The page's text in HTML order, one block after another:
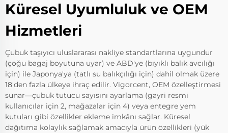
Küresel Uyumluluk ve OEM
Hizmetleri
Çubuk taşıyıcı uluslararası nakliye standartlarına uygundur
(çoğu bagaj boyutuna uyar) ve ABD'ye (bıyıklı balık avcılığı
için) ile Japonya'ya (tatlı su balıkçılığı için) dahil olmak üzere
18'den fazla ülkeye ihraç edilir. Vigorcent, OEM özelleştirmesi
sunar—çubuk tutucu sayısını ayarlama (gayri resmi
kullanıcılar için 2, mağazalar için 4) veya entegre yem
kutuları gibi özellikler ekleme imkânı sağlar. Küresel
dağıtıma kolaylık sağlamak amacıyla ürün özellikleri (yük